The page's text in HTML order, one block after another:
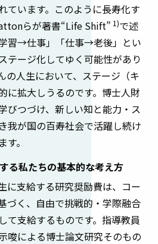
ています。このように長寿化す
らが著書“Life Shift” 1)で述
習→仕事」「仕事→老後」とい
テージ化してゆく可能性があり
の人生において、ステージ（キ
に拡大しうるのです。博士人財
びつづけ、新しい知と能力・ス
我が国の百寿社会で活躍し続け
。
る私たちの基本的な考え方
に支給する研究奨励費は、コー
づく、自由で挑戦的・学際融合
て支給するものです。指導教員
唆による博士論文研究そのもの